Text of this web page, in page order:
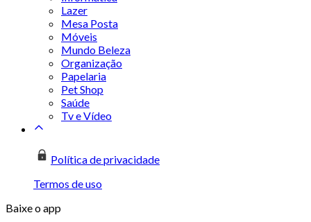
Lazer
Mesa Posta
Móveis
Mundo Beleza
Organização
Papelaria
Pet Shop
Saúde
Tv e Vídeo
Política de privacidade
Termos de uso
Baixe o app